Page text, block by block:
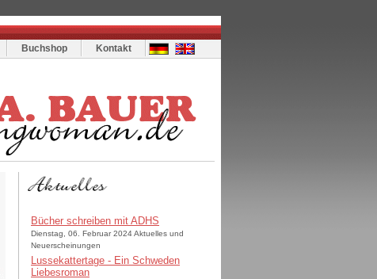
Buchshop Kontakt
Bücher schreiben mit ADHS
Dienstag, 06. Februar 2024 Aktuelles und
Neuerscheinungen
Lussekattertage - Ein Schweden
Liebesroman